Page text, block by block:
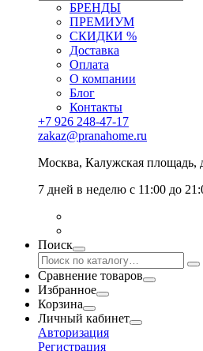
БРЕНДЫ
ПРЕМИУМ
СКИДКИ %
Доставка
Оплата
О компании
Блог
Контакты
+7 926 248-47-17
zakaz@pranahome.ru
Москва, Калужская площадь,
7 дней в неделю с 11:00 до
Поиск
Сравнение товаров
Избранное
Корзина
Личный кабинет
Авторизация
Регистрация